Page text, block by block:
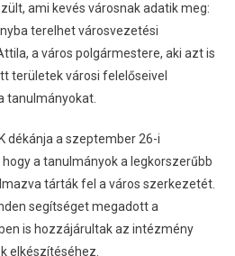
ami kevés városnak adatik meg:
terelhet városvezetési
a város polgármestere, aki azt is
területek városi felelőseivel
tanulmányokat.
dékánja a szeptember 26-i
a tanulmányok a legkorszerűbb
tárták fel a város szerkezetét.
segítséget megadott a
is hozzájárultak az intézmény
elkészítéséhez.